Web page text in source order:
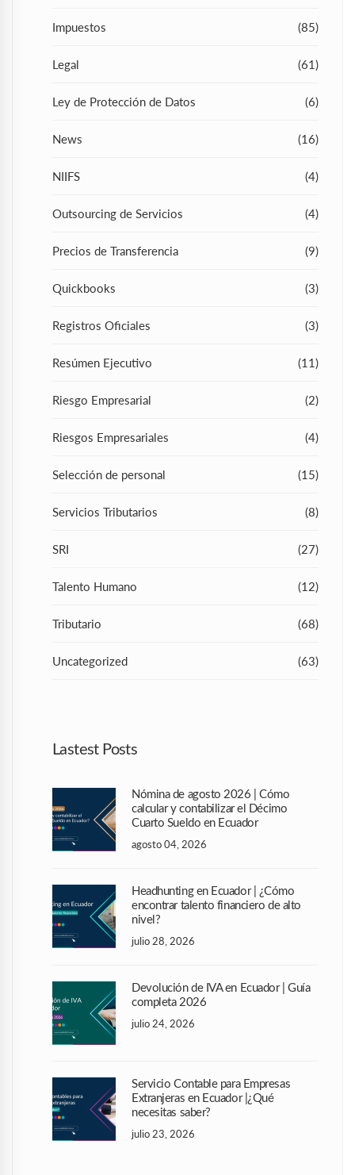
Impuestos (85)
Legal (61)
Ley de Protección de Datos (6)
News (16)
NIIFS (4)
Outsourcing de Servicios (4)
Precios de Transferencia (9)
Quickbooks (3)
Registros Oficiales (3)
Resúmen Ejecutivo (11)
Riesgo Empresarial (2)
Riesgos Empresariales (4)
Selección de personal (15)
Servicios Tributarios (8)
SRI (27)
Talento Humano (12)
Tributario (68)
Uncategorized (63)
Lastest Posts
Nómina de agosto 2026 | Cómo
calcular y contabilizar el Décimo
Cuarto Sueldo en Ecuador
agosto 04, 2026
Headhunting en Ecuador | ¿Cómo
encontrar talento financiero de alto
nivel?
julio 28, 2026
Devolución de IVA en Ecuador | Guía
completa 2026
julio 24, 2026
Servicio Contable para Empresas
Extranjeras en Ecuador |¿Qué
necesitas saber?
julio 23, 2026